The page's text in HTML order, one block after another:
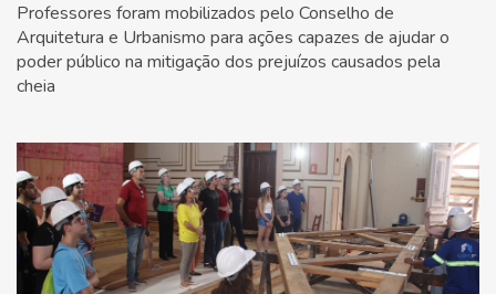
Professores foram mobilizados pelo Conselho de
Arquitetura e Urbanismo para ações capazes de ajudar o
poder público na mitigação dos prejuízos causados pela
cheia